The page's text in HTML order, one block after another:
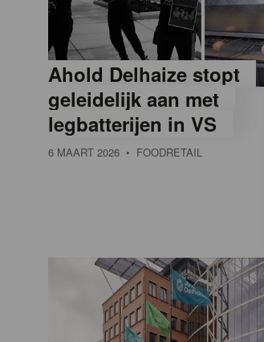
Ahold Delhaize stopt
geleidelijk aan met
legbatterijen in VS
6 MAART 2026 • FOODRETAIL